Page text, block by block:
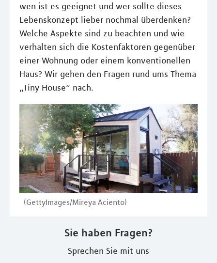
wen ist es geeignet und wer sollte dieses
Lebenskonzept lieber nochmal überdenken?
Welche Aspekte sind zu beachten und wie
verhalten sich die Kostenfaktoren gegenüber
einer Wohnung oder einem konventionellen
Haus? Wir gehen den Fragen rund ums Thema
„Tiny House“ nach.
(GettyImages/Mireya Aciento)
Sie haben Fragen?
Sprechen Sie mit uns